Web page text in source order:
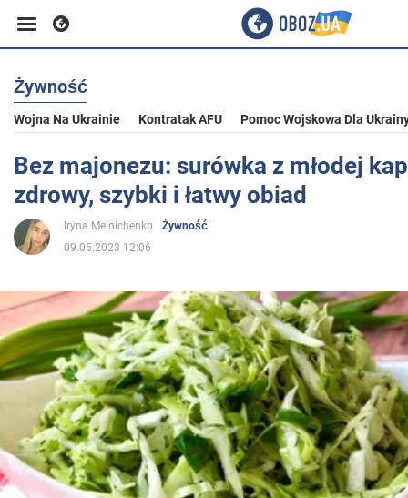
Biznes
Sport
Rozrywka
Polityka
Społeczeństwo
Wojna na Ukrainie
Żywność
Wojna Na Ukrainie Kontratak AFU Pomoc Wojskowa Dla
Bez majonezu: surówka z młodej
zdrowy, szybki i łatwy obiad
Iryna Melnichenko
Żywność
09.05.2023 12:06